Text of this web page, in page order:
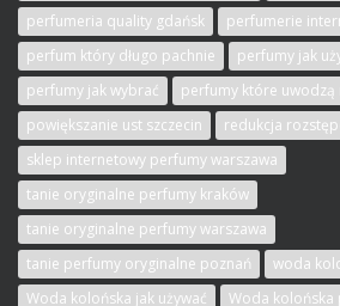
perfumeria quality gdańsk
perfumerie
perfum który długo pachnie
perfumy jak
perfumy jak wybrać
perfumy które uwodzą
powiększanie ust szczecin
redukcja
sklep internetowy perfumy warszawa
tanie oryginalne perfumy kraków
tanie oryginalne perfumy warszawa
tanie perfumy oryginalne poznań
woda
Woda kolońska jak używać
Woda kolońska